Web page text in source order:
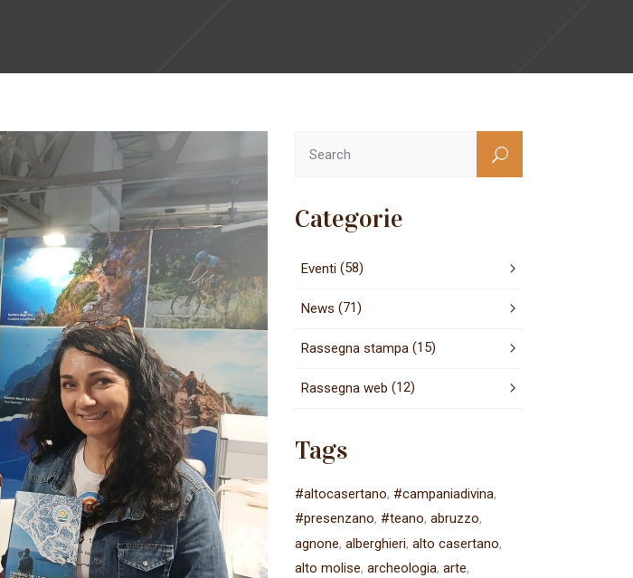
Categorie
Eventi (58)
News (71)
Rassegna stampa(15)
Rassegna web (12)
Tags
#altocasertano #campaniadivina
#presenzano #teano abruzzo
agnone alberghieri alto casertano
alto molise archeologia arte